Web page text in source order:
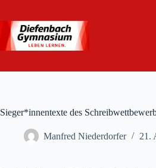
springen
Sieger*innentexte des
Manfred Niederdorfer 21.